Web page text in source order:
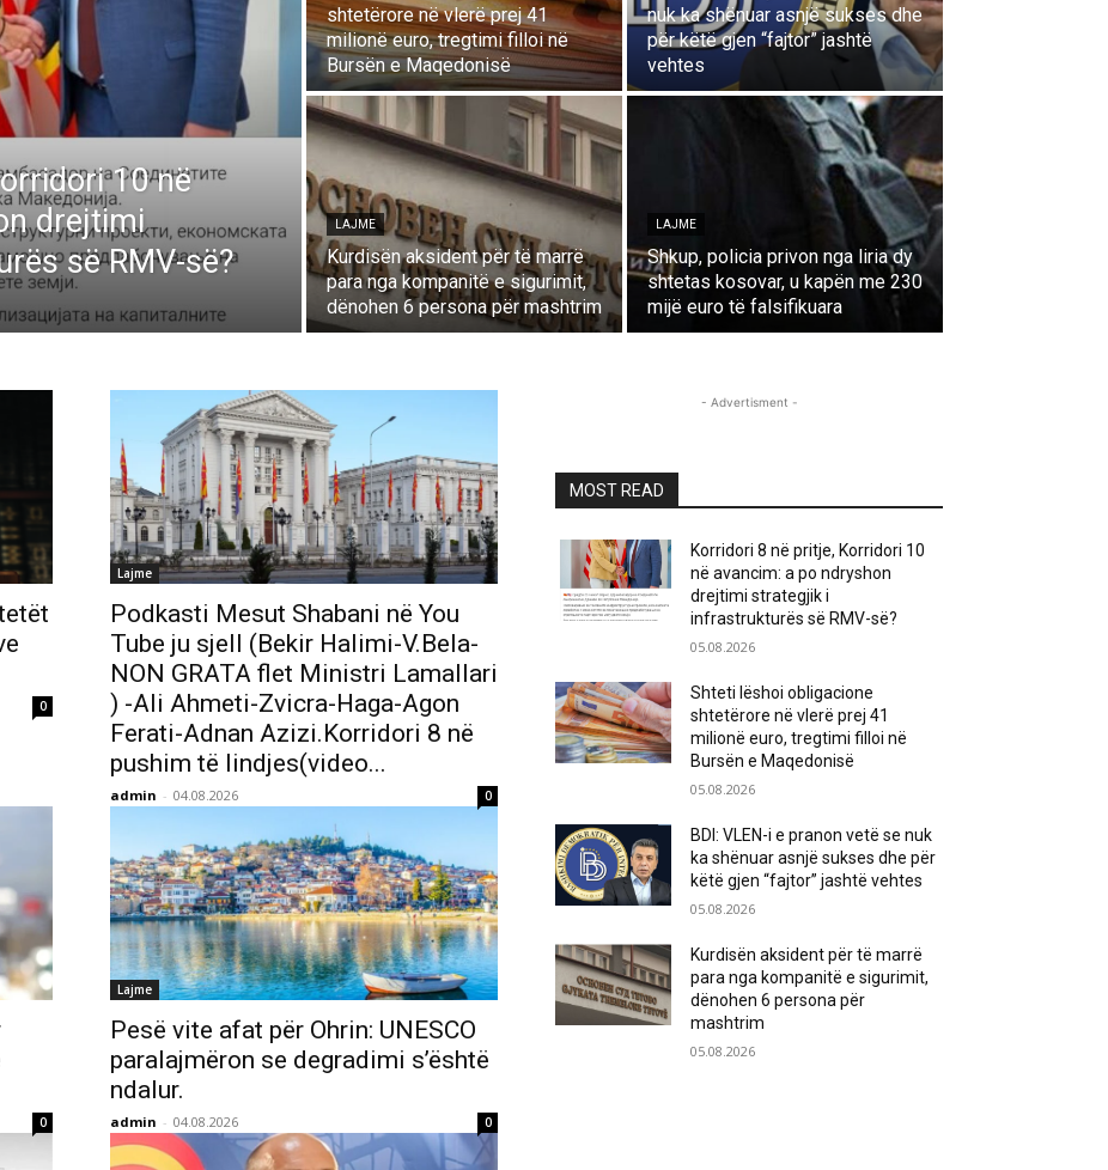
10 në
drejtimi
së RMV-së?
shtetërore në vlerë prej 41
milionë euro, tregtimi filloi në
Bursën e Maqedonisë
nuk ka shënuar asnjë sukses dhe
për këtë gjen “fajtor” jashtë
vehtes
LAJME
Kurdisën aksident për të marrë
para nga kompanitë e sigurimit,
dënohen 6 persona për mashtrim
LAJME
Shkup, policia privon nga liria dy
shtetas kosovar, u kapën me 230
mijë euro të falsifikuara
0
Lajme
Podkasti Mesut Shabani në You
Tube ju sjell (Bekir Halimi-V.Bela-
NON GRATA flet Ministri Lamallari
) -Ali Ahmeti-Zvicra-Haga-Agon
Ferati-Adnan Azizi.Korridori 8 në
pushim të lindjes(video...
admin - 04.08.2026 0
0
Lajme
Pesë vite afat për Ohrin: UNESCO
paralajmëron se degradimi s’është
ndalur.
admin - 04.08.2026 0
- Advertisment -
MOST READ
Korridori 8 në pritje, Korridori 10
në avancim: a po ndryshon
drejtimi strategjik i
infrastrukturës së RMV-së?
05.08.2026
Shteti lëshoi obligacione
shtetërore në vlerë prej 41
milionë euro, tregtimi filloi në
Bursën e Maqedonisë
05.08.2026
BDI: VLEN-i e pranon vetë se nuk
ka shënuar asnjë sukses dhe për
këtë gjen “fajtor” jashtë vehtes
05.08.2026
Kurdisën aksident për të marrë
para nga kompanitë e sigurimit,
dënohen 6 persona për
mashtrim
05.08.2026